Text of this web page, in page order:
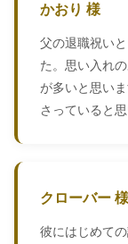
かおり 様
父の退職祝い
た。思い入れ
が多いと思い
さっていると思
クローバー 様
彼にはじめて